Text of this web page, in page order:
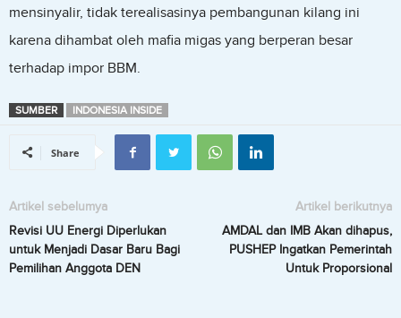
mensinyalir, tidak terealisasinya pembangunan kilang ini
karena dihambat oleh mafia migas yang berperan besar
terhadap impor BBM.
SUMBER INDONESIA INSIDE
Share
Artikel sebelumya
Revisi UU Energi Diperlukan
untuk Menjadi Dasar Baru Bagi
Pemilihan Anggota DEN
Artikel berikutnya
AMDAL dan IMB Akan dihapus,
PUSHEP Ingatkan Pemerintah
Untuk Proporsional